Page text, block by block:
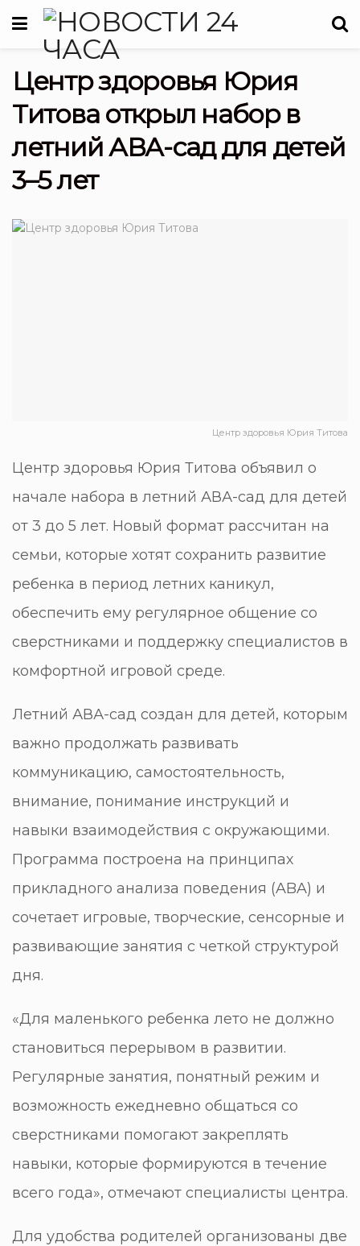
Центр здоровья Юрия
Титова открыл набор в
летний АВА-сад для детей
3–5 лет
Центр здоровья Юрия Титова
Центр здоровья Юрия Титова объявил о
начале набора в летний АВА-сад для детей
от 3 до 5 лет. Новый формат рассчитан на
семьи, которые хотят сохранить развитие
ребенка в период летних каникул,
обеспечить ему регулярное общение со
сверстниками и поддержку специалистов в
комфортной игровой среде.
Летний АВА-сад создан для детей, которым
важно продолжать развивать
коммуникацию, самостоятельность,
внимание, понимание инструкций и
навыки взаимодействия с окружающими.
Программа построена на принципах
прикладного анализа поведения (ABA) и
сочетает игровые, творческие, сенсорные и
развивающие занятия с четкой структурой
дня.
«Для маленького ребенка лето не должно
становиться перерывом в развитии.
Регулярные занятия, понятный режим и
возможность ежедневно общаться со
сверстниками помогают закреплять
навыки, которые формируются в течение
всего года», отмечают специалисты центра.
Для удобства родителей организованы две